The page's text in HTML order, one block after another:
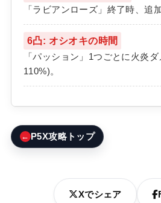
「ラビアンローズ」終了時、追
6凸: オシオキの時間
「パッション」1つごとに火炎
110%)。
←P5X攻略トップ
Xでシェア